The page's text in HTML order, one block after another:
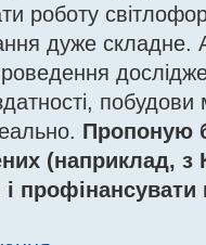
роботу
дуже складне.
Пропоную
(наприклад, з
профінансувати